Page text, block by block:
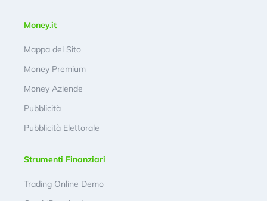
Money.it
Mappa del Sito
Money Premium
Money Aziende
Pubblicità
Pubblicità Elettorale
Strumenti Finanziari
Trading Online Demo